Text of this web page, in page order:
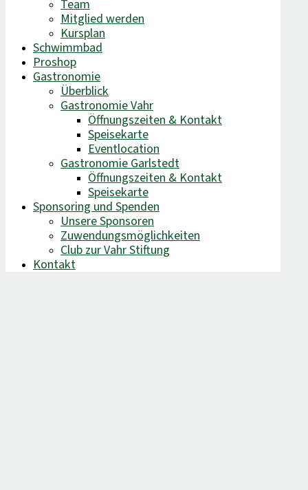
Team
Mitglied werden
Kursplan
Schwimmbad
Proshop
Gastronomie
Überblick
Gastronomie Vahr
Öffnungszeiten & Kontakt
Speisekarte
Eventlocation
Gastronomie Garlstedt
Öffnungszeiten & Kontakt
Speisekarte
Sponsoring und Spenden
Unsere Sponsoren
Zuwendungsmöglichkeiten
Club zur Vahr Stiftung
Kontakt